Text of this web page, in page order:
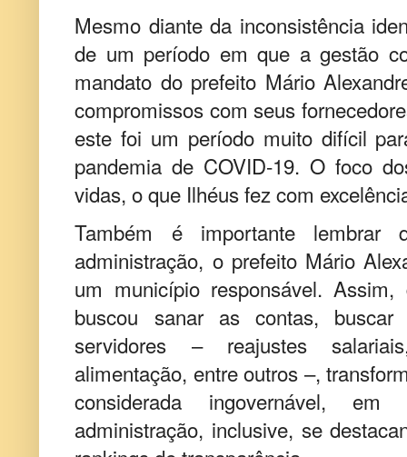
Mesmo diante da inconsistência
de um período em que a gestão
mandato do prefeito Mário
compromissos com seus
este foi um período muito difícil
pandemia de COVID-19. O foco
vidas, o que Ilhéus fez com
Também é importante
administração, o prefeito Mário
um município responsável.
buscou sanar as contas,
servidores – reajustes
alimentação, entre outros –,
considerada ingovernável,
administração, inclusive, se